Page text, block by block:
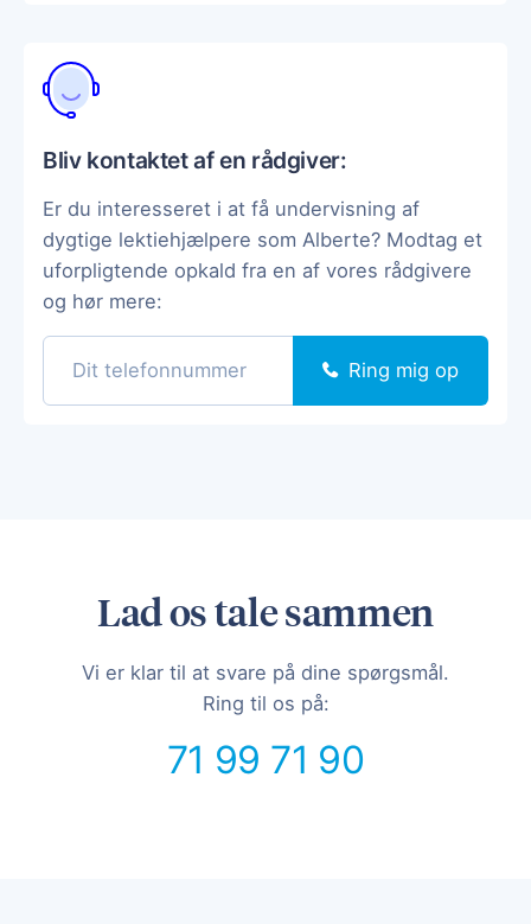
Bliv kontaktet af en rådgiver:
Er du interesseret i at få undervisning af
dygtige lektiehjælpere som Alberte? Modtag et
uforpligtende opkald fra en af vores rådgivere
og hør mere:
Ring mig op
Lad os tale sammen
Vi er klar til at svare på dine spørgsmål.
Ring til os på:
71 99 71 90